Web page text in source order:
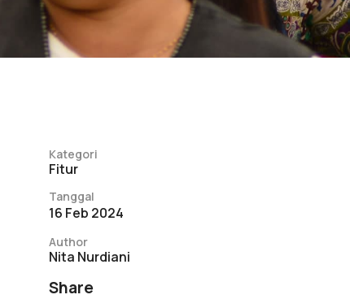
Kategori
Fitur
Tanggal
16 Feb 2024
Author
Nita Nurdiani
Share